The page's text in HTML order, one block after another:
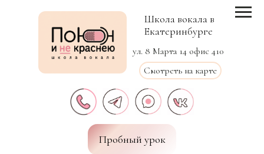
Смотреть на карте
ул. 8 Марта 14 офис 410
Школа вокала в
Екатеринбурге
Пробный урок